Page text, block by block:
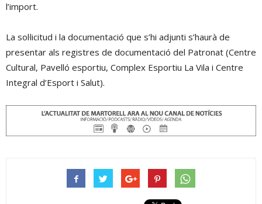
l’import.
La sol·licitud i la documentació que s’hi adjunti s’haurà de
presentar als registres de documentació del Patronat (Centre
Cultural, Pavelló esportiu, Complex Esportiu La Vila i Centre
Integral d’Esport i Salut).